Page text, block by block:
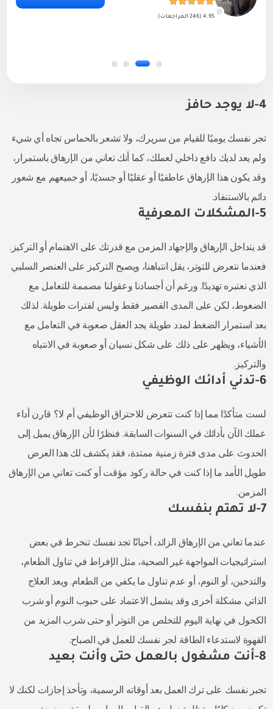
4.95 (246 المراجعات)
4-لا يوجد حافز
تجر نفسك يوميًا للقيام من سريرك، ولا تشعر بالحماس تجاه أي شيء
ولم يعد لديك دافع داخلي لعملك، كما أنك تعاني من الإرهاق باستمرار،
وقد يكون هذا الإرهاق عاطفيًا أو عقليًا أو جسديًا، أو جميعهم مع شعور
دائم بالاستنفاد.
5-المشكلات المعرفية
قد يتداخل الإرهاق والإجهاد المزمن مع قدرتك على الاهتمام أو التركيز.
فعندما نتعرض للتوتر، يقل انتباهنا، ويصبح التركيز على العنصر السلبي
الذي نعتبره تهديدًا. ورغم أن أجسادنا وعقولنا مصممة للتعامل مع
الضغوط، لكن على المدى القصير فقط وليس لفترات طويلة. لذلك
بعد استمرار الضغط لمدد طويلة يجد العقل صعوبة في التعامل مع
الأشياء، ويظهر على ذلك على شكل نسيان أو صعوبة في الانتباه
والتركيز.
6-تدني أدائك الوظيفي
لست متأكدًا مما إذا كنت تتعرض للاحتراق الوظيفي أم لا؟ قارن أداء
عملك الآن بأدائك في السنوات السابقة. فنظرًا لأن الإرهاق يميل إلى
الحدوث على مدى فترة زمنية ممتدة، فقد يكشف لك هذا العرض
طويل الأمد ما إذا كنت في حالة ركود مؤقت أو كنت تعاني من الإرهاق
المزمن.
7-لا تهتم بنفسك
عندما تعاني من الإرهاق الزائد، أحيانًا تجد نفسك تنخرط في بعض
استراتيجيات المواجهة غير الصحية، مثل الإفراط في تناول الطعام،
والتدخين، أو النوم، أو عدم تناول ما يكفي من الطعام. ويعد العلاج
الذاتي مشكلة أخرى وقد يشمل الاعتماد على حبوب النوم أو شرب
الكحول في نهاية اليوم للتخلص من التوتر أو حتى شرب المزيد من
القهوة لاستدعاء الطاقة لجر نفسك للعمل في الصباح.
8-أنت مشغول بالعمل حتى وأنت بعيد
تجبر نفسك على ترك العمل بعد أوقاته الرسمية، وتأخذ إجازات لكنك لا